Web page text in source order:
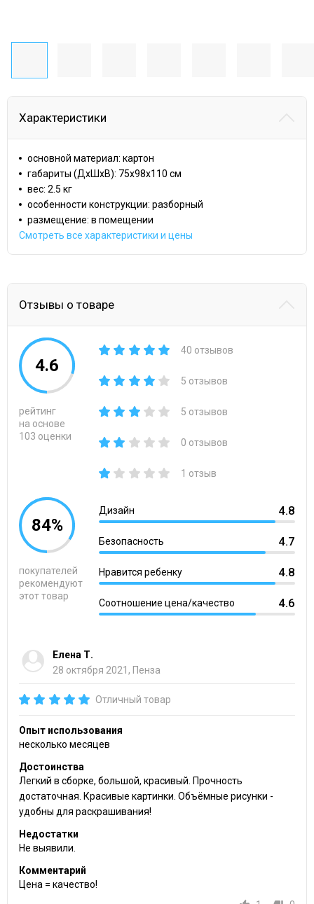
Характеристики
основной материал: картон
габариты (ДхШхВ): 75x98x110 cм
вес: 2.5 кг
особенности конструкции: разборный
размещение: в помещении
Смотреть все характеристики и цены
Отзывы о товаре
4.6
рейтинг
на основе
103 оценки
40 отзывов
5 отзывов
5 отзывов
0 отзывов
1 отзыв
84%
покупателей
рекомендуют
этот товар
Дизайн 4.8
Безопасность 4.7
Нравится ребенку 4.8
Соотношение цена/качество 4.6
Елена Т.
28 октября 2021, Пенза
Отличный товар
Опыт использования
несколько месяцев
Достоинства
Легкий в сборке, большой, красивый. Прочность
достаточная. Красивые картинки. Объёмные рисунки -
удобны для раскрашивания!
Недостатки
Не выявили.
Комментарий
Цена = качество!